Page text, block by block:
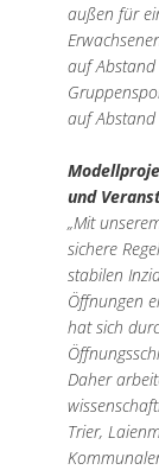
außen für
auf
auf Abstand
und
„Mit
sichere
stabilen
Öffnungen
hat sich
Daher
Trier,